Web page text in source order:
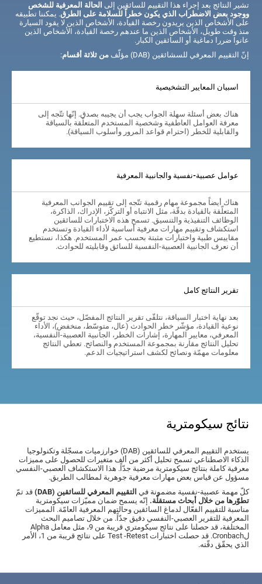
تشير النتائج بعد إجراء هذا التقييم للسائقين إلى الحالة المعرفية للشخص
ووجود بعض الاضطراب الذي يكون خطراً للسلامة على الطرق. يمكننا تطبيقه
على الأشخاص الذين يريدون رخصة القيادة، الأشخاص الذين لا يقود السيارة
منذ وقت طويل، الأشخاص الذين ما عندهم رخصة القيادة، الأشخاص الذين
عانوا ضررا دماغية أو السائقين الكبار.
إنّ التقييم المعرفي للسشائقين (DAB) مؤلّف
من ثلاثة أقسام:
اسبيان المعايير التشخيصية
هناك بعض أسئلة سهلة الجواب يجب أن يجيبه بصدق. إنّها تتّجه إلى
معرفة العوامل العاطفية وشخصية المستخدم المتعلّقة بالسياقة
والقابلية للخطر (احترام قواعد المرور وأسلوب السياقة).
عوامل عصبية-نفسية والجانبية المعرفية
هناك أيضاً مجموعة مهام رقمية تتّجه إلى تقييم الجوانب المعرفية
المتعلّقة بالقيادة بدقّة، مثل الانتباه أو التركّز، الإدراك، الذاكرة،
الوظائف التنفيذية والتنسيق. تسمح هذه الاختبارات للسائقين
استكشاف وتقييم مهارات معرفية أساسية لأداء القيادة وتستخدم
مقاييس طبية واختبارات مثبتة بحسب عمر المستخدم. هكذا، نستطيع
أن نعرف الجانبية العصبية-النفسية للسائق وقابليته للحوادث.
تقرير النتائج كامل
بعد نهاية اختبار السياقة، نتلقّى تقرير النتائج المفصّل، حيث نجد توقّع
نوعية القيادة، مؤشّر خطر الحوادث (عال، متوسّط، منخفض)، الأداء
المعرفي، معايير المهارة، إشارات الخطر، الجانبية العصبية-النفسية،
تحليل النتائج مقارنة بمجموعة المستخدم والنصائح. تعطي النتائج
معلومات مهمّة ونصائح لكشف استراتيجيات الدعم.
نتائج سيكومترية
يستخدم التقييم المعرفي للسائقين (DAB) خوارزميات مسجّلة وتكنولوجيا
الذكاء الاصطناعي تسمح تحليل أكثر من ألف متغيرات للحصول على مميزات
معرفية كاملة بنتائج سيكومترية مرضية جدّاً. هذا الاستكشاف العصبي-النفسي
مسؤول عن قياس بعض مهارات معرفية جوهرية لمطالب الطريق.
كلّ مهمة عصبية-نفسية مضمونة في التقييم المعرفي للسائقين (DAB)
قد تمّ
تطوّرها من خلال أبحاث مستقلّة. إنّه يسمح ضمان مميّزات سيكومترية
مناسبة للتقييم الفعّال لدماغ السائقين وحالتهم المعرفية العامّة. المميزات
المعرفية للتقرير العصبي-النفسي دقيق جدّاً. من خلال تصاميم البحث
المختلفة، قد حصلنا على نتائج سيكومتري قريبة من 9، مثل معامل Alpha
لCronbach. قد حصلت اختبارات Test -Retest على نتائج قريبة من 1، الأمر
الذي يحقّق دقّته.